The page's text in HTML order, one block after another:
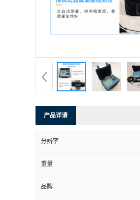
产品详请
分辨率
重量
品牌